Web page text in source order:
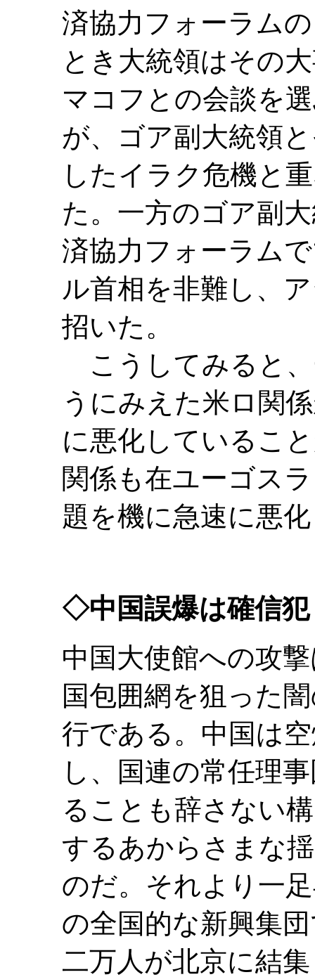
済協力フォーラム
とき大統領はその
マコフとの会談を
が、ゴア副大統領
したイラク危機と
た。一方のゴア副
済協力フォーラム
ル首相を非難し、
招いた。
こうしてみると
うにみえた米ロ関
に悪化しているこ
関係も在ユーゴス
題を機に急速に悪
◇中国誤爆は確信犯
中国大使館への攻
国包囲網を狙った
行である。中国は
し、国連の常任理
ることも辞さない
するあからさまな
のだ。それより一
の全国的な新興集
二万人が北京に結